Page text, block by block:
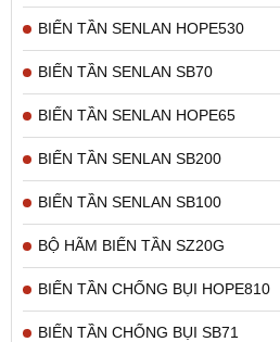
BIẾN TẦN SENLAN HOPE530
BIẾN TẦN SENLAN SB70
BIẾN TẦN SENLAN HOPE65
BIẾN TẦN SENLAN SB200
BIẾN TẦN SENLAN SB100
BỘ HÃM BIẾN TẦN SZ20G
BIẾN TẦN CHỐNG BỤI HOPE810
BIẾN TẦN CHỐNG BỤI SB71